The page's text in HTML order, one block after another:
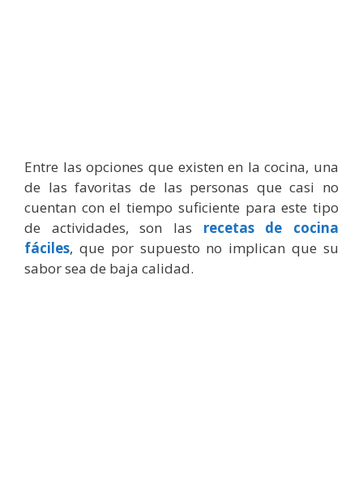
Entre las opciones que existen en la cocina, una
de las favoritas de las personas que casi no
cuentan con el tiempo suficiente para este tipo
de actividades, son las recetas de cocina
fáciles, que por supuesto no implican que su
sabor sea de baja calidad.